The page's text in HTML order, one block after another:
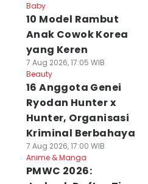
Baby
10 Model Rambut
Anak Cowok Korea
yang Keren
7 Aug 2026, 17:05 WIB
Beauty
16 Anggota Genei
Ryodan Hunter x
Hunter, Organisasi
Kriminal Berbahaya
7 Aug 2026, 17:00 WIB
Anime & Manga
PMWC 2026: